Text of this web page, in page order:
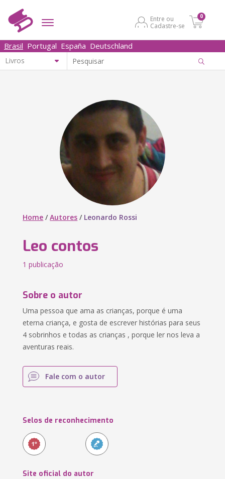
Entre ou
Cadastre-se
0
Brasil Portugal España Deutschland
Home /Autores / Leonardo Rossi
Leo contos
1 publicação
Sobre o autor
Uma pessoa que ama as crianças, porque é uma
eterna criança, e gosta de escrever histórias para seus
4 sobrinhos e todas as crianças , porque ler nos leva a
aventuras reais.
Fale com o autor
Selos de reconhecimento
Site oficial do autor